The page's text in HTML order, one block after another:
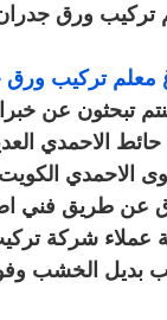
تركيب ورق
تركيب ورق جدران
كنتم تبحثون عن
الاحمدي
الاحمدي
عن طريق فني
عملاء شركة
بديل الخشب